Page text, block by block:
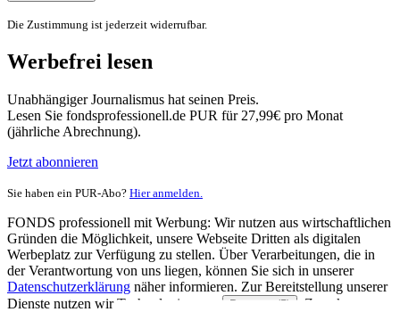
Die Zustimmung ist jederzeit widerrufbar.
Werbefrei lesen
Unabhängiger Journalismus hat seinen Preis.
Lesen Sie fondsprofessionell.de PUR für 27,99€ pro Monat
(jährliche Abrechnung).
Jetzt abonnieren
Sie haben ein PUR-Abo? Hier anmelden.
FONDS professionell mit Werbung: Wir nutzen aus wirtschaftlichen
Gründen die Möglichkeit, unsere Webseite Dritten als digitalen
Werbeplatz zur Verfügung zu stellen. Über Verarbeitungen, die in
der Verantwortung von uns liegen, können Sie sich in unserer
Datenschutzerklärung näher informieren. Zur Bereitstellung unserer
Dienste nutzen wir Technologien von
Partnern (5)
. Zwecke: